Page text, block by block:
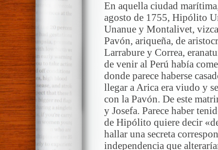
En aquella ciudad
agosto de 1755, Hipólito
Unanue y Montalivet,
Pavón, ariqueña, de
Larrabure y Correa,
de venir al Perú había
donde parece haberse
llegar a Arica era viudo y
con la Pavón. De este
y Josefa. Parece haber
de Hipólito quiere decir
hallar una secreta
independencia que